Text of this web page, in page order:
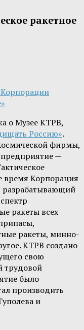
ракетное
о Музее КТРВ,
Россию».
фирмы,
—
время Корпорация
разрабатывающий
ракеты всех
ракеты, минно-
КТРВ создано
свою
трудовой
было
производить
и